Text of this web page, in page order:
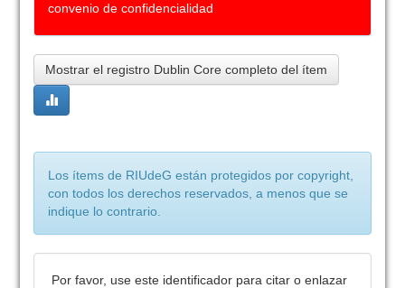
convenio de confidencialidad
Mostrar el registro Dublin Core completo del ítem
Los ítems de RIUdeG están protegidos por copyright,
con todos los derechos reservados, a menos que se
indique lo contrario.
Por favor, use este identificador para citar o enlazar